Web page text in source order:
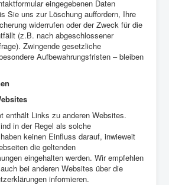
eingegebenen Daten
Sie uns zur Löschung auffordern, Ihre
widerrufen oder der Zweck für die
(z.B. nach abgeschlossener
Zwingende gesetzliche
Aufbewahrungsfristen – bleiben
enthält Links zu anderen Websites.
in der Regel als solche
keinen Einfluss darauf, inwieweit
die geltenden
eingehalten werden. Wir empfehlen
bei anderen Websites über die
informieren.